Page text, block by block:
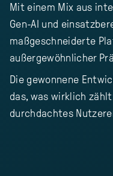
Mit einem Mix aus
Gen-AI und
maßgeschneiderte
außergewöhnlicher
Die gewonnene
das, was wirklich
durchdachtes